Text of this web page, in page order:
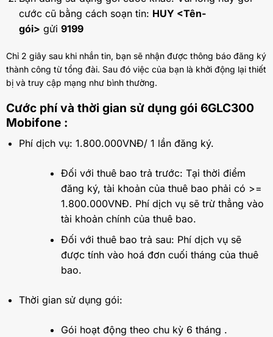
cước cũ bằng cách soạn tin: HUY <Tên-
gói> gửi 9199
Chỉ 2 giây sau khi nhắn tin, bạn sẽ nhận được thông báo đăng ký
thành công từ tổng đài. Sau đó việc của bạn là khởi động lại thiết
bị và truy cập mạng như bình thường.
Cước phí và thời gian sử dụng gói 6GLC300
Mobifone :
Phí dịch vụ: 1.800.000VNĐ/ 1 lần đăng ký.
Đối với thuê bao trả trước: Tại thời điểm
đăng ký, tài khoản của thuê bao phải có >=
1.800.000VNĐ. Phí dịch vụ sẽ trừ thẳng vào
tài khoản chính của thuê bao.
Đối với thuê bao trả sau: Phí dịch vụ sẽ
được tính vào hoá đơn cuối tháng của thuê
bao.
Thời gian sử dụng gói:
Gói hoạt động theo chu kỳ 6 tháng .